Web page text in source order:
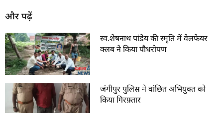
और पढ़ें
स्व.शेषनाथ पांडेय की स्मृति में वेलफेयर
क्लब ने किया पौधरोपण
जंगीपुर पुलिस ने वांछित अभियुक्त को
किया गिरफ़्तार